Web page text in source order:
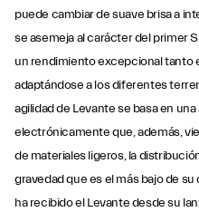
puede cambiar de suave brisa a
se asemeja al carácter del primer
un rendimiento excepcional tanto
adaptándose a los diferentes
agilidad de Levante se basa en
electrónicamente que, además,
de materiales ligeros, la
gravedad que es el más bajo de
ha recibido el Levante desde su